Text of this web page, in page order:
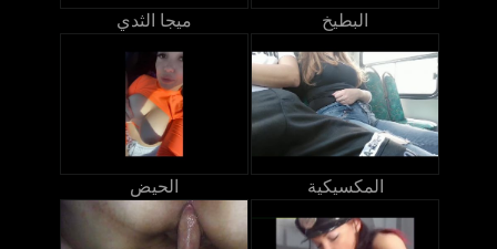
ميجا الثدي البطيخ
الحيض المكسيكية